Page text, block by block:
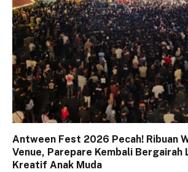
Antween Fest 2026 Pecah! Ribuan
Venue, Parepare Kembali Bergairah
Kreatif Anak Muda